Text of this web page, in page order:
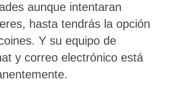
aunque intentaran
hasta tendrás la opción
Y su equipo de
y correo electrónico está